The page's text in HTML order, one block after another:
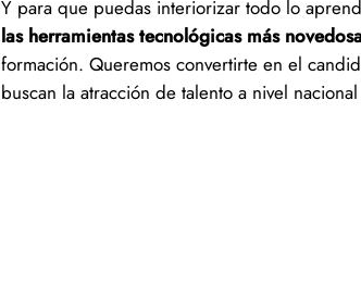
Y para que puedas interiorizar todo lo
las herramientas tecnológicas más
formación. Queremos convertirte en el
buscan la atracción de talento a nivel